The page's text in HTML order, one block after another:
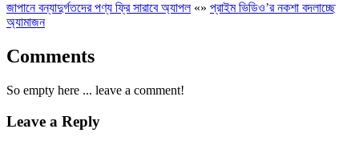
জাপানে বন্যাদুর্গতদের পণ্য ফ্রি সারাবে অ্যাপল«» প্রাইম ভিডিও’র নকশা বদলাচ্ছে
অ্যামাজন
Comments
So empty here ... leave a comment!
Leave a Reply